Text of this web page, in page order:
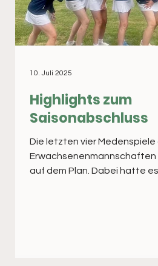
Highlights zum
Saisonabschluss
Die letzten vier Medenspiele
Erwachsenenmannschaften
auf dem Plan. Dabei hatte es der letzte
10. Juli 2025